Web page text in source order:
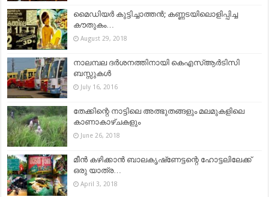
മൈഡിയര്‍ കുട്ടിച്ചാത്തന്‍; കണ്ണടയിലൊളിപ്പിച്ച
കൗതുകം…
August 29, 2018
നാലമ്പല ദര്‍ശനത്തിനായി കെഎസ്ആര്‍ടിസി
ബസ്സുകള്‍
July 16, 2016
തേക്കിന്റെ നാട്ടിലെ അത്ഭുതങ്ങളും മലമുകളിലെ
കാണാകാഴ്ചകളും
June 26, 2018
മീൻ കഴിക്കാൻ ബാലകൃഷ്‌ണേട്ടന്റെ ഹോട്ടലിലേക്ക്
ഒരു യാത്ര…
April 3, 2018